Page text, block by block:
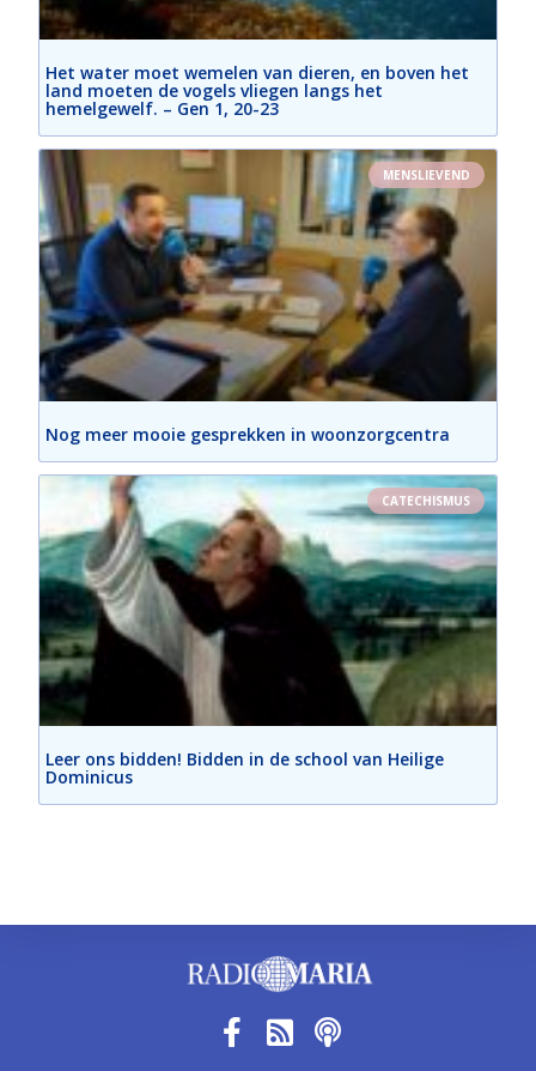
Het water moet wemelen van dieren, en boven het
land moeten de vogels vliegen langs het
hemelgewelf. – Gen 1, 20-23
MENSLIEVEND
Nog meer mooie gesprekken in woonzorgcentra
CATECHISMUS
Leer ons bidden! Bidden in de school van Heilige
Dominicus